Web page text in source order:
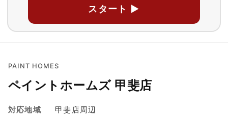
スタート ▶
PAINT HOMES
ペイントホームズ 甲斐店
対応地域
甲斐店周辺